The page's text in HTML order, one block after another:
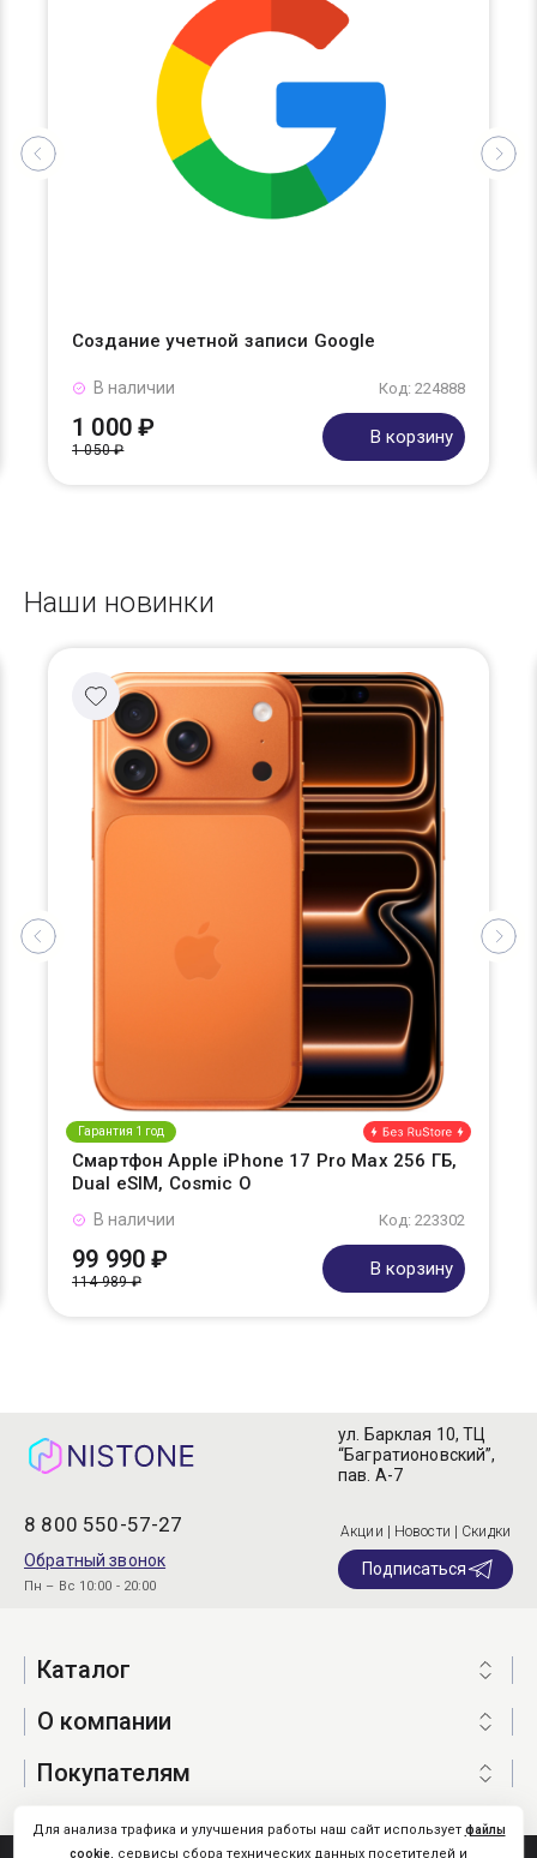
Создание учетной записи Google
Код: 224888
В наличии
1 000 ₽
1 050 ₽
В корзину
Наши новинки
Гарантия 1 год
Смартфон Apple iPhone 17 Pro Max 256 ГБ,
Dual eSIM, Cosmic O
Код: 223302
В наличии
99 990 ₽
114 989 ₽
В корзину
8 800 550-57-27
Обратный звонок
Пн – Вс 10:00 - 20:00
ул. Барклая 10, ТЦ
“Багратионовский”,
пав. А-7
Акции | Новости | Скидки
Подписаться
Каталог
О компании
Покупателям
Для анализа трафика и улучшения работы наш сайт использует файлы
cookie, сервисы сбора технических данных посетителей и